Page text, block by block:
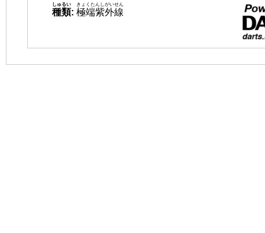
種類
しゅるい
: 極端紫外線
きょくたんしがいせん